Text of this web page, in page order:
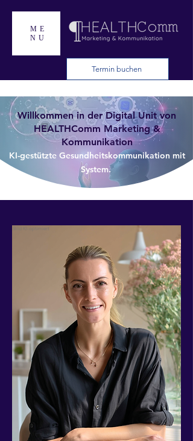
ME
NU
Termin buchen
Willkommen in der Digital Unit von
HEALTHComm Marketing&
Kommunikation
KI-gestützte Gesundheitskommunikation mit
System.
Bild KI-optimiert